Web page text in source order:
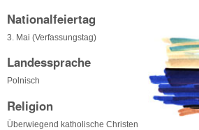
Nationalfeiertag
3. Mai (Verfassungstag)
Landessprache
Polnisch
Religion
Überwiegend katholische Christen